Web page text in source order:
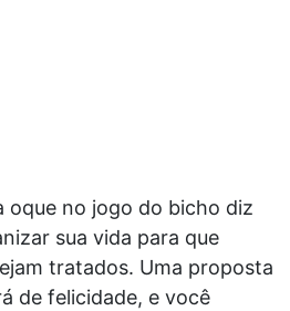
oque no jogo do bicho diz
sua vida para que
tratados. Uma proposta
de felicidade, e você